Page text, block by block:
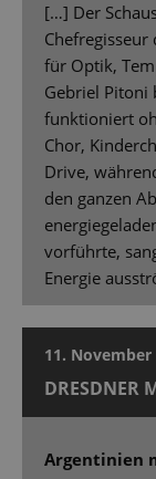
[…] Der
für Optik,
Gebriel Pitoni
funktioniert
Chor,
Drive,
den ganzen
vorführte,
Energie
11.
DRESDNER
Argentinien